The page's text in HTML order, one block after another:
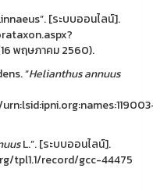
[ระบบออนไลน์].
พฤษภาคม 2560).
“Helianthus annuus
L.”. [ระบบออนไลน์].
tpl1.1/record/gcc-44475